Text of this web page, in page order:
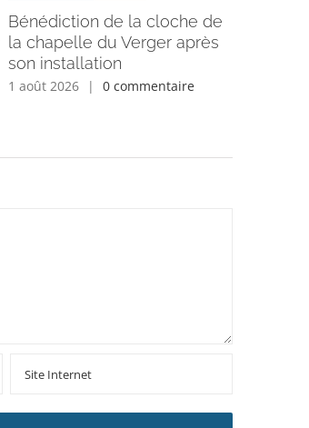
Bénédiction de la cloche de
la chapelle du Verger après
son installation
1 août 2026 | 0 commentaire